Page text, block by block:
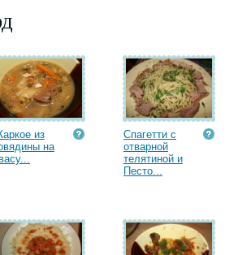
из
на
Спагетти с
отварной
телятиной и
Песто...